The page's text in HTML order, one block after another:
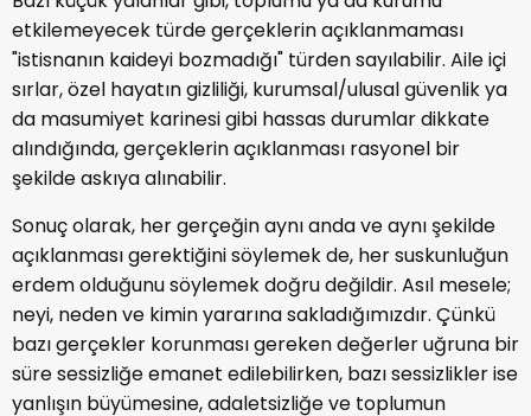
etkilemeyecek türde gerçeklerin açıklanmaması
"istisnanın kaideyi bozmadığı" türden sayılabilir. Aile içi
sırlar, özel hayatın gizliliği, kurumsal/ulusal güvenlik ya
da masumiyet karinesi gibi hassas durumlar dikkate
alındığında, gerçeklerin açıklanması rasyonel bir
şekilde askıya alınabilir.
Sonuç olarak, her gerçeğin aynı anda ve aynı şekilde
açıklanması gerektiğini söylemek de, her suskunluğun
erdem olduğunu söylemek doğru değildir. Asıl mesele;
neyi, neden ve kimin yararına sakladığımızdır. Çünkü
bazı gerçekler korunması gereken değerler uğruna bir
süre sessizliğe emanet edilebilirken, bazı sessizlikler ise
yanlışın büyümesine, adaletsizliğe ve toplumun